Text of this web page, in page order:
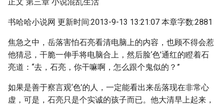
书哈哈小说网 更新时间:2013-9-13 13:21:07 本章字数:2881
焦急之中，岳落害怕石亮看清电脑上的内容，也顾不得会惹
他猜忌，干脆一伸手将电脑合上，然后脸‘色’通红的瞪着石
亮道：“去，石亮，你干嘛啊，怎么跟个鬼似的？”
如果是善于察言观‘色’的人，一定能看出来岳落现在非常心
虚，可是，石亮只是个实诚的孩子而已。他大清早上起来，